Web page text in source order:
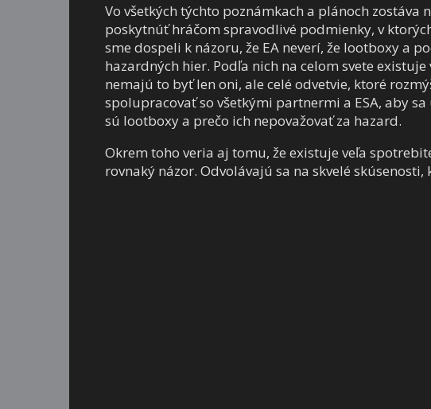
Vo všetkých týchto poznámkach a plánoch
poskytnúť hráčom spravodlivé podmienky, v
sme dospeli k názoru, že EA neverí, že lootboxy a
hazardných hier. Podľa nich na celom svete
nemajú to byť len oni, ale celé odvetvie, ktoré
spolupracovať so všetkými partnermi a ESA, aby
sú lootboxy a prečo ich nepovažovať za hazard.
Okrem toho veria aj tomu, že existuje veľa
rovnaký názor. Odvolávajú sa na skvelé